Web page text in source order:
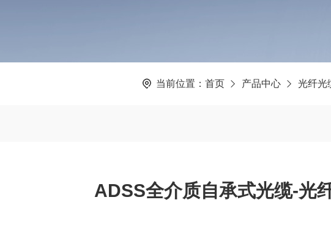
当前位置： 首页 产品中心 光纤光
ADSS全介质自承式光缆-光